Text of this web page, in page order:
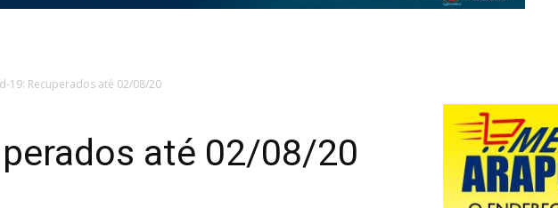
19: Recuperados até 02/08/20
até 02/08/20